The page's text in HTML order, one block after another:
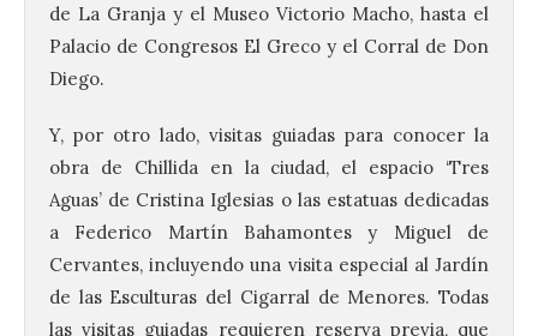
de La Granja y el Museo Victorio Macho, hasta el
Palacio de Congresos El Greco y el Corral de Don
Diego.
Y, por otro lado, visitas guiadas para conocer la
obra de Chillida en la ciudad, el espacio ‘Tres
Aguas’ de Cristina Iglesias o las estatuas dedicadas
a Federico Martín Bahamontes y Miguel de
Cervantes, incluyendo una visita especial al Jardín
de las Esculturas del Cigarral de Menores. Todas
las visitas guiadas requieren reserva previa, que